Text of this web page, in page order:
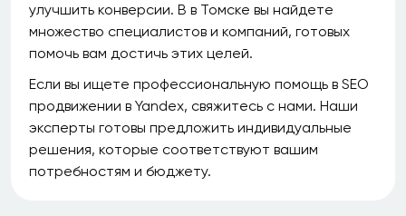
улучшить конверсии. В в Томске вы найдете
множество специалистов и компаний, готовых
помочь вам достичь этих целей.
Если вы ищете профессиональную помощь в SEO
продвижении в Yandex, свяжитесь с нами. Наши
эксперты готовы предложить индивидуальные
решения, которые соответствуют вашим
потребностям и бюджету.